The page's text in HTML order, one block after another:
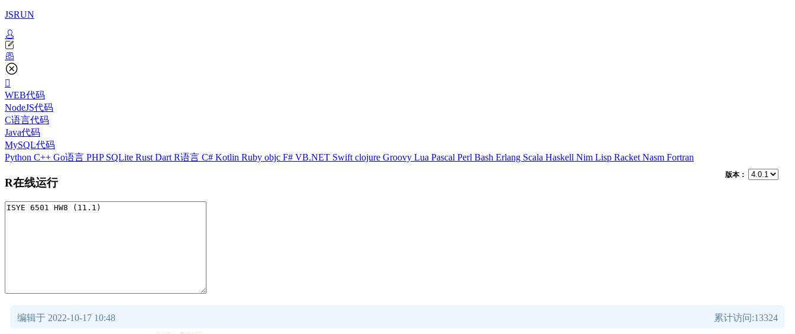
JSRUN
WEB代码
NodeJS代码
C语言代码
Java代码
MySQL代码
Python C++ Go语言 PHP SQLite Rust Dart R语言 C# Kotlin Ruby objc F# VB.NET Swift clojure Groovy Lua Pascal Perl Bash Erlang Scala Haskell Nim Lisp Racket Nasm Fortran
R在线运行
版本：
编辑于 2022-10-17 10:48 累计访问:13324